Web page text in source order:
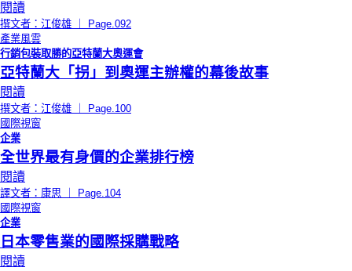
閱讀
撰文者：江俊雄 ｜ Page.092
產業風雲
行銷包裝取勝的亞特蘭大奧運會
亞特蘭大「拐」到奧運主辦權的幕後故事
閱讀
撰文者：江俊雄 ｜ Page.100
國際視窗
企業
全世界最有身價的企業排行榜
閱讀
譯文者：康思 ｜ Page.104
國際視窗
企業
日本零售業的國際採購戰略
閱讀